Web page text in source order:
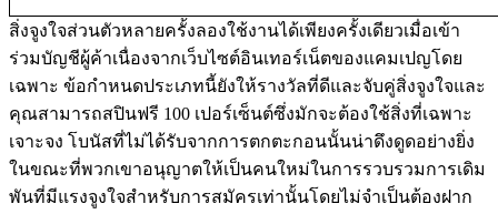
สิ่งจูงใจส่วนตัวหลายครั้งลองใช้งานได้เพียงครั้งเดียวเมื่อเข้า
ร่วมบัญชีผู้ค้าเนื่องจากเว็บไซต์อินเทอร์เน็ตของแคมเปญโดย
เฉพาะ ข้อกำหนดประเภทนี้ยังให้รางวัลที่ดีและจับคู่สิ่งจูงใจและ
คุณสามารถสปินฟรี 100 เปอร์เซ็นต์ซึ่งมักจะต้องใช้สิ่งที่เฉพาะ
เจาะจง โบนัสที่ไม่ได้รับจากการตกตะกอนนั้นน่าดึงดูดอย่างยิ่ง
ในขณะที่พวกเขาอนุญาตให้เป็นคนใหม่ในการรวบรวมการเดิม
พันที่มีแรงจูงใจสำหรับการสมัครเท่านั้นโดยไม่จำเป็นต้องฝาก